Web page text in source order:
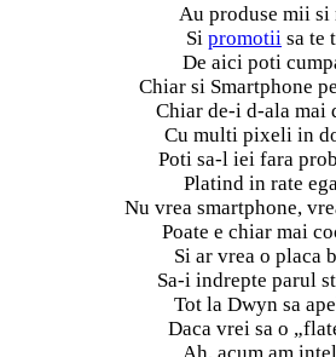
Au produse mii si
Si promotii sa te
De aici poti
Chiar si Smartphone
Chiar de-i d-ala mai
Cu multi pixeli in
Poti sa-l iei fara
Platind in rate
Nu vrea smartphone,
Poate e chiar mai
Si ar vrea o placa
Sa-i indrepte parul
Tot la Dwyn sa
Daca vrei sa o
Ah, acum am